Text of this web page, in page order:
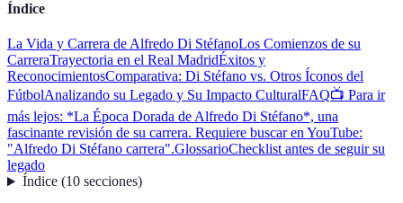
Índice
La Vida y Carrera de Alfredo Di StéfanoLos Comienzos de su
CarreraTrayectoria en el Real MadridÉxitos y
ReconocimientosComparativa: Di Stéfano vs. Otros Íconos del
FútbolAnalizando su Legado y Su Impacto CulturalFAQ📺 Para ir
más lejos: *La Época Dorada de Alfredo Di Stéfano*, una
fascinante revisión de su carrera. Requiere buscar en YouTube:
"Alfredo Di Stéfano carrera".GlossarioChecklist antes de seguir su
legado
Índice(10 secciones)